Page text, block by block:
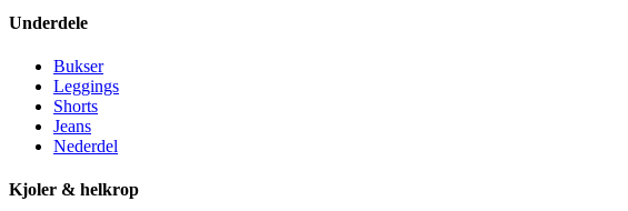
Underdele
Bukser
Leggings
Shorts
Jeans
Nederdel
Kjoler & helkrop